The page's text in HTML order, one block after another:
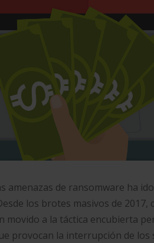
amenazas de ransomware ha
los brotes masivos de 2017,
movido a la táctica encubierta
provocan la interrupción de